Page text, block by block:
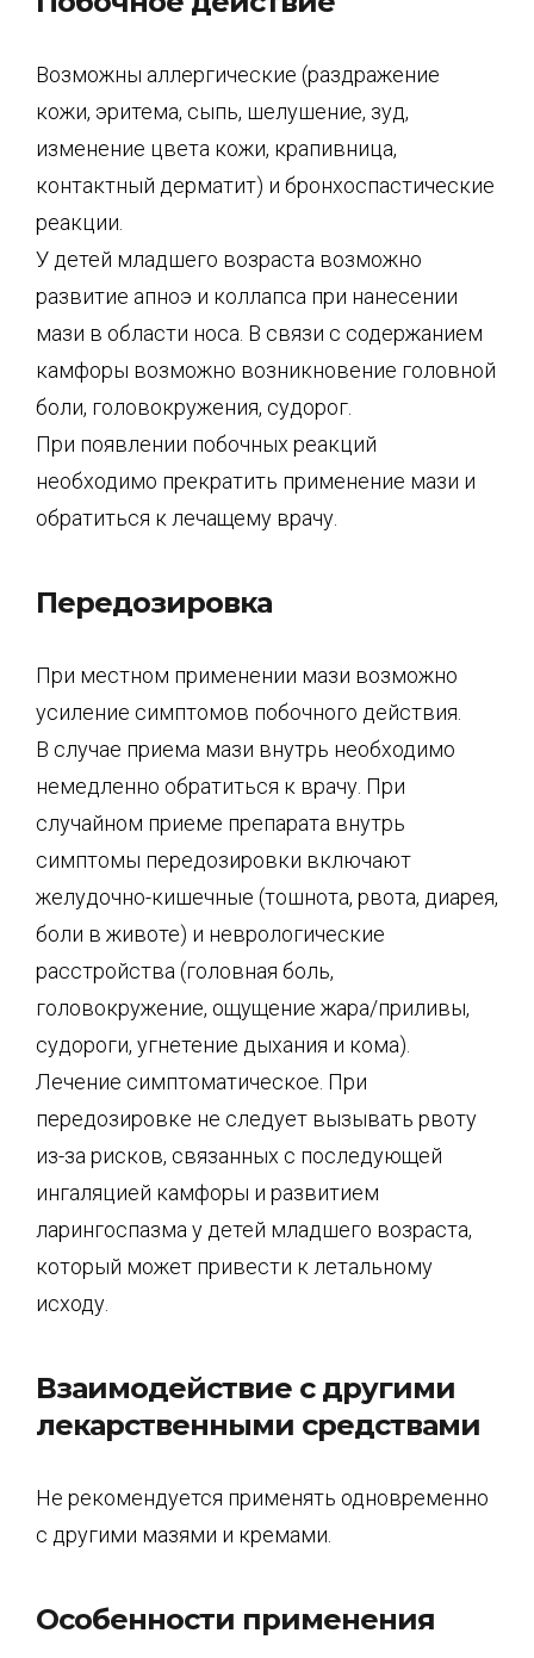
Возможны аллергические (раздражение
кожи, эритема, сыпь, шелушение, зуд,
изменение цвета кожи, крапивница,
контактный дерматит) и бронхоспастические
реакции.
У детей младшего возраста возможно
развитие апноэ и коллапса при нанесении
мази в области носа. В связи с содержанием
камфоры возможно возникновение головной
боли, головокружения, судорог.
При появлении побочных реакций
необходимо прекратить применение мази и
обратиться к лечащему врачу.
Передозировка
При местном применении мази возможно
усиление симптомов побочного действия.
В случае приема мази внутрь необходимо
немедленно обратиться к врачу. При
случайном приеме препарата внутрь
симптомы передозировки включают
желудочно-кишечные (тошнота, рвота, диарея,
боли в животе) и неврологические
расстройства (головная боль,
головокружение, ощущение жара/приливы,
судороги, угнетение дыхания и кома).
Лечение симптоматическое. При
передозировке не следует вызывать рвоту
из-за рисков, связанных с последующей
ингаляцией камфоры и развитием
ларингоспазма у детей младшего возраста,
который может привести к летальному
исходу.
Взаимодействие с другими
лекарственными средствами
Не рекомендуется применять одновременно
с другими мазями и кремами.
Особенности применения